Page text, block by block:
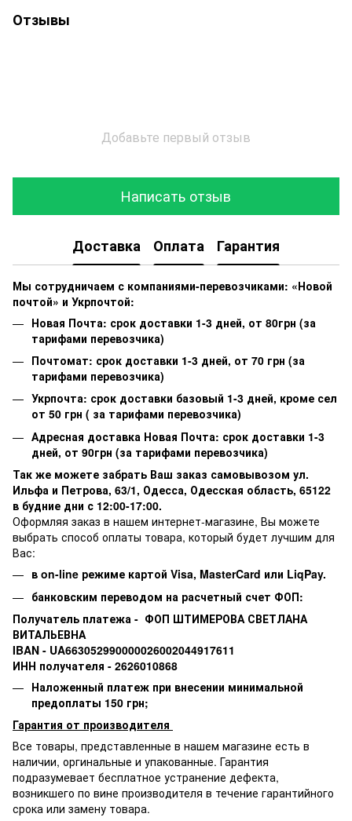
Отзывы
Добавьте первый отзыв
Написать отзыв
Доставка Оплата Гарантия
Мы сотрудничаем с компаниями-перевозчиками: «Новой
почтой» и Укрпочтой:
Новая Почта: срок доставки 1-3 дней, от 80грн (за
тарифами перевозчика)
Почтомат: срок доставки 1-3 дней, от 70 грн (за
тарифами перевозчика)
Укрпочта: срок доставки базовый 1-3 дней, кроме сел
от 50 грн ( за тарифами перевозчика)
Адресная доставка Новая Почта: срок доставки 1-3
дней, от 90грн (за тарифами перевозчика)
Так же можете забрать Ваш заказ самовывозом ул.
Ильфа и Петрова, 63/1, Одесса, Одесская область, 65122
в будние дни с 12:00-17:00.
Оформляя заказ в нашем интернет-магазине, Вы можете
выбрать способ оплаты товара, который будет лучшим для
Вас:
в on-line режиме картой Visa, MasterCard или LiqPay.
банковским переводом на расчетный счет ФОП:
Получатель платежа - ФОП ШТИМЕРОВА СВЕТЛАНА
ВИТАЛЬЕВНА
IBAN - UA663052990000026002044917611
ИНН получателя - 2626010868
Наложенный платеж при внесении минимальной
предоплаты 150 грн;
Гарантия от производителя
Все товары, представленные в нашем магазине есть в
наличии, оргинальные и упакованные. Гарантия
подразумевает бесплатное устранение дефекта,
возникшего по вине производителя в течение гарантийного
срока или замену товара.